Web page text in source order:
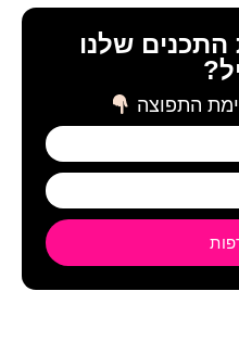
שלנו
התפוצה